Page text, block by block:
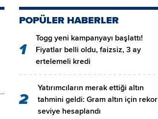
POPÜLER HABERLER
1
Togg yeni kampanyayı başlattı!
Fiyatlar belli oldu, faizsiz, 3 ay
ertelemeli kredi
2
Yatırımcıların merak ettiği altın
tahmini geldi: Gram altın için rekor
seviye hesaplandı